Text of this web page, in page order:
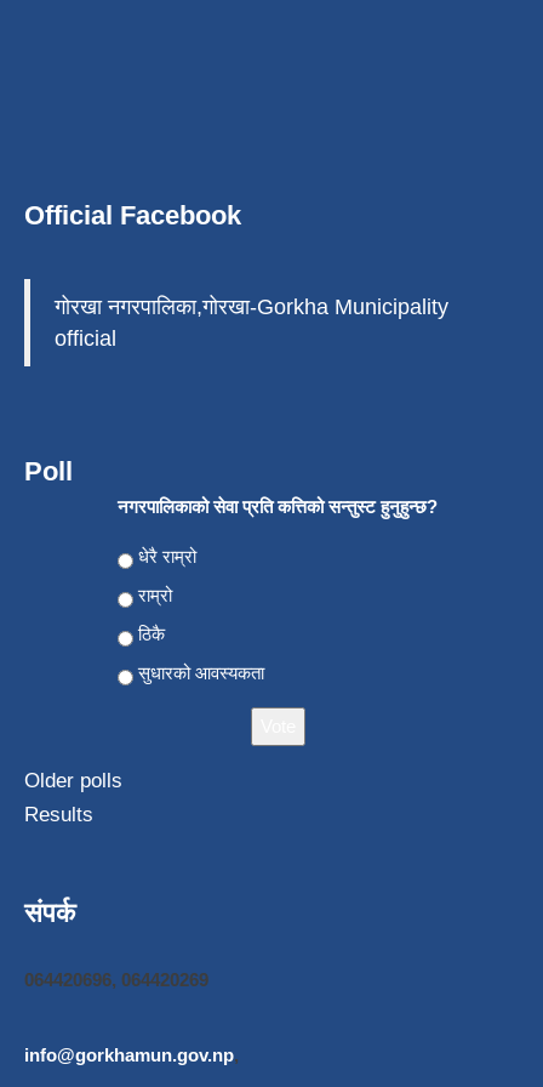
Official Facebook
गोरखा नगरपालिका,गोरखा-Gorkha Municipality
official
Poll
नगरपालिकाको सेवा प्रति कत्तिको सन्तुस्ट हुनुहुन्छ?
Choices
धेरै राम्रो
राम्रो
ठिकै
सुधारको आवस्यकता
Older polls
Results
संपर्क
064420696, 064420269
info@gorkhamun.gov.np,